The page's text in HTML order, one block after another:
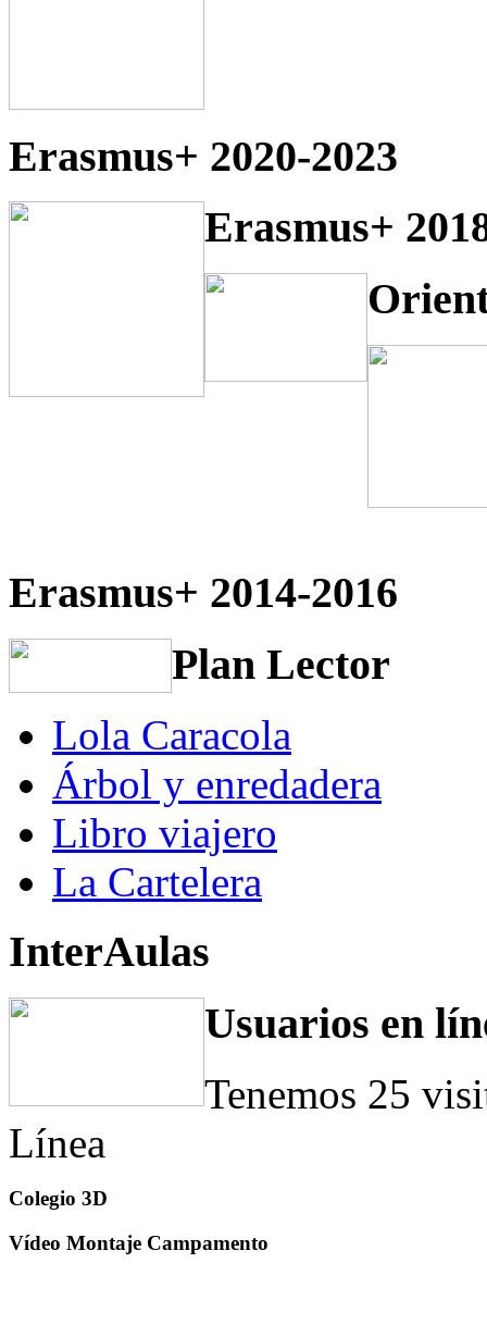
Erasmus+ 2020-2023
Erasmus+
Erasmus+ 2014-2016
Plan Lector
Lola Caracola
Árbol y enredadera
Libro viajero
La Cartelera
InterAulas
Usuarios en
Tenemos 25
Línea
Colegio 3D
Vídeo Montaje Campamento